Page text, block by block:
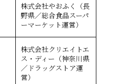
株式会社やおふく（長
野県／総合食品スーパ
ーマーケット運営）
株式会社クリエイトエ
ス・ディー（神奈川県
／ドラッグストア運
営）